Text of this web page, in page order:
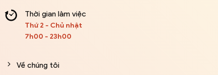
Thời gian làm việc
Thứ 2 - Chủ nhật
7h00 - 23h00
Về chúng tôi